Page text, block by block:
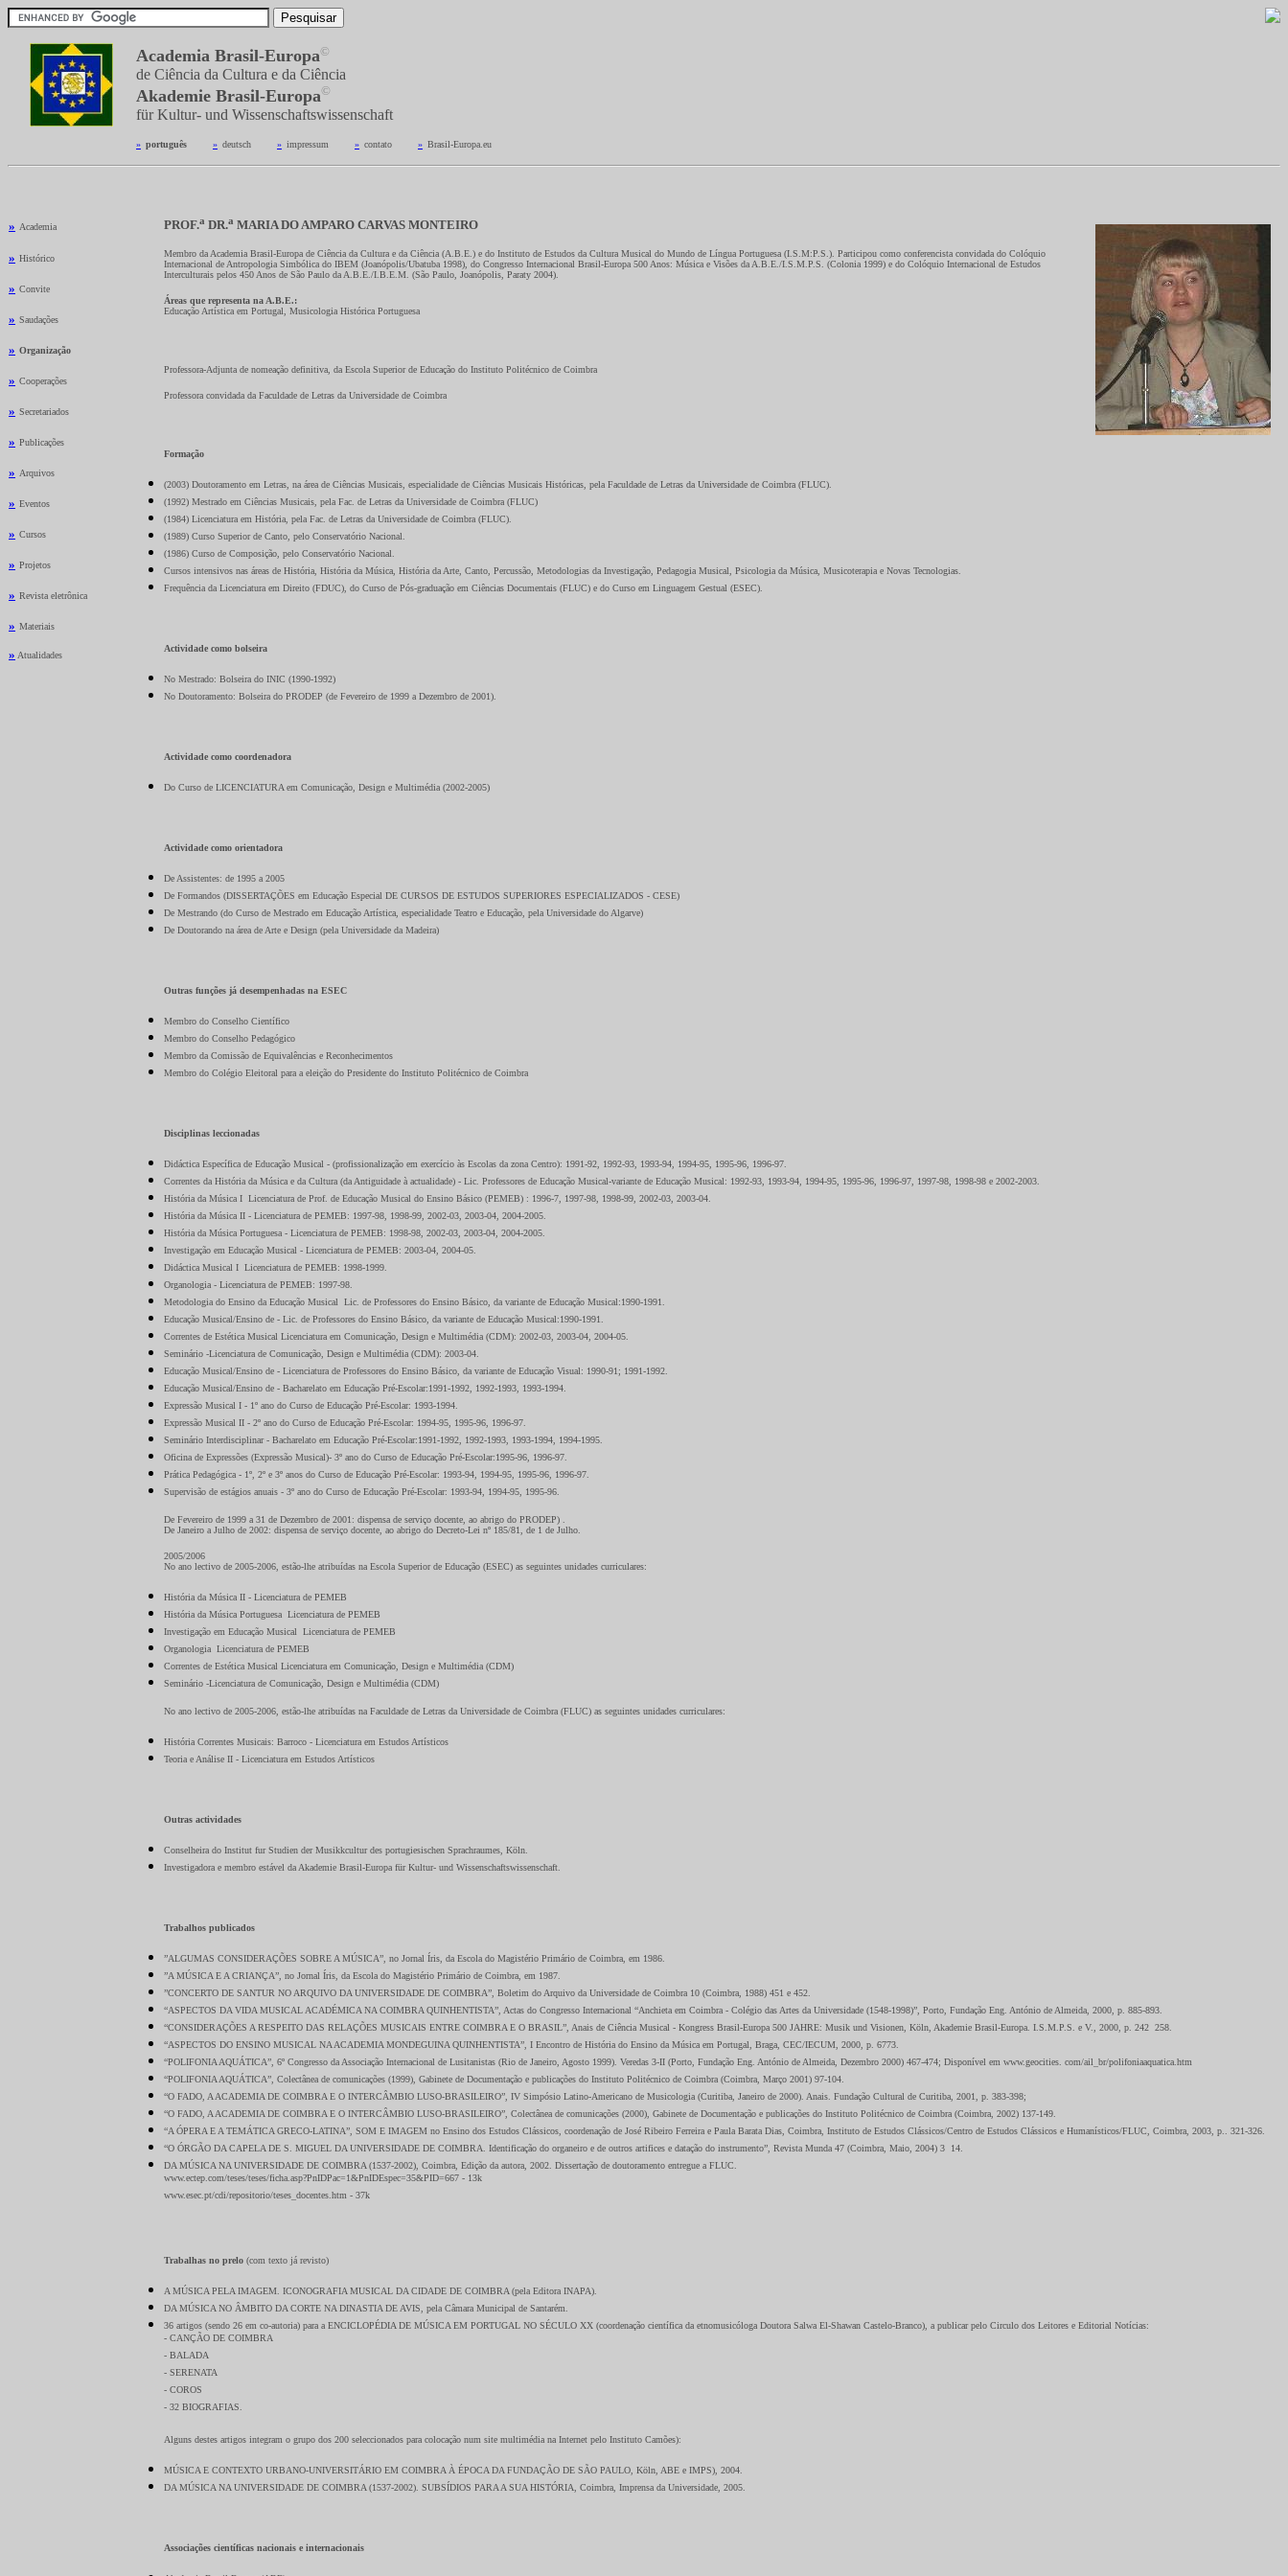
Academia Brasil-Europa©
de Ciência da Cultura e da Ciência
Akademie Brasil-Europa©
für Kultur- und Wissenschaftswissenschaft
» português » deutsch » impressum » contato » Brasil-Europa.eu
» Academia
» Histórico
» Convite
» Saudações
» Organização
» Cooperações
» Secretariados
» Publicações
» Arquivos
» Eventos
» Cursos
» Projetos
» Revista eletrônica
» Materiais
» Atualidades
PROF.a DR.a MARIA DO AMPARO CARVAS MONTEIRO
Membro da Academia Brasil-Europa de Ciência da Cultura e da Ciência (A.B.E.) e do Instituto de Estudos da Cultura Musical do Mundo de Língua Portuguesa (I.S.M:P.S.). Participou como conferencista convidada do Colóquio
Internacional de Antropologia Simbólica do IBEM (Joanópolis/Ubatuba 1998), do Congresso Internacional Brasil-Europa 500 Anos: Música e Visões da A.B.E./I.S.M.P.S. (Colonia 1999) e do Colóquio Internacional de Estudos
Interculturais pelos 450 Anos de São Paulo da A.B.E./I.B.E.M. (São Paulo, Joanópolis, Paraty 2004).
Áreas que representa na A.B.E.:
Educação Artística em Portugal, Musicologia Histórica Portuguesa
Professora-Adjunta de nomeação definitiva, da Escola Superior de Educação do Instituto Politécnico de Coimbra
Professora convidada da Faculdade de Letras da Universidade de Coimbra
Formação
(2003) Doutoramento em Letras, na área de Ciências Musicais, especialidade de Ciências Musicais Históricas, pela Faculdade de Letras da Universidade de Coimbra (FLUC).
(1992) Mestrado em Ciências Musicais, pela Fac. de Letras da Universidade de Coimbra (FLUC)
(1984) Licenciatura em História, pela Fac. de Letras da Universidade de Coimbra (FLUC).
(1989) Curso Superior de Canto, pelo Conservatório Nacional.
(1986) Curso de Composição, pelo Conservatório Nacional.
Cursos intensivos nas áreas de História, História da Música, História da Arte, Canto, Percussão, Metodologias da Investigação, Pedagogia Musical, Psicologia da Música, Musicoterapia e Novas Tecnologias.
Frequência da Licenciatura em Direito (FDUC), do Curso de Pós-graduação em Ciências Documentais (FLUC) e do Curso em Linguagem Gestual (ESEC).
Actividade como bolseira
No Mestrado: Bolseira do INIC (1990-1992)
No Doutoramento: Bolseira do PRODEP (de Fevereiro de 1999 a Dezembro de 2001).
Actividade como coordenadora
Do Curso de LICENCIATURA em Comunicação, Design e Multimédia (2002-2005)
Actividade como orientadora
De Assistentes: de 1995 a 2005
De Formandos (DISSERTAÇÕES em Educação Especial DE CURSOS DE ESTUDOS SUPERIORES ESPECIALIZADOS - CESE)
De Mestrando (do Curso de Mestrado em Educação Artística, especialidade Teatro e Educação, pela Universidade do Algarve)
De Doutorando na área de Arte e Design (pela Universidade da Madeira)
Outras funções já desempenhadas na ESEC
Membro do Conselho Científico
Membro do Conselho Pedagógico
Membro da Comissão de Equivalências e Reconhecimentos
Membro do Colégio Eleitoral para a eleição do Presidente do Instituto Politécnico de Coimbra
Disciplinas leccionadas
Didáctica Específica de Educação Musical - (profissionalização em exercício às Escolas da zona Centro): 1991-92, 1992-93, 1993-94, 1994-95, 1995-96, 1996-97.
Correntes da História da Música e da Cultura (da Antiguidade à actualidade) - Lic. Professores de Educação Musical-variante de Educação Musical: 1992-93, 1993-94, 1994-95, 1995-96, 1996-97, 1997-98, 1998-98 e 2002-2003.
História da Música I ­ Licenciatura de Prof. de Educação Musical do Ensino Básico (PEMEB) : 1996-7, 1997-98, 1998-99, 2002-03, 2003-04.
História da Música II - Licenciatura de PEMEB: 1997-98, 1998-99, 2002-03, 2003-04, 2004-2005.
História da Música Portuguesa - Licenciatura de PEMEB: 1998-98, 2002-03, 2003-04, 2004-2005.
Investigação em Educação Musical - Licenciatura de PEMEB: 2003-04, 2004-05.
Didáctica Musical I ­ Licenciatura de PEMEB: 1998-1999.
Organologia - Licenciatura de PEMEB: 1997-98.
Metodologia do Ensino da Educação Musical ­ Lic. de Professores do Ensino Básico, da variante de Educação Musical:1990-1991.
Educação Musical/Ensino de - Lic. de Professores do Ensino Básico, da variante de Educação Musical:1990-1991.
Correntes de Estética Musical ­Licenciatura em Comunicação, Design e Multimédia (CDM): 2002-03, 2003-04, 2004-05.
Seminário -Licenciatura de Comunicação, Design e Multimédia (CDM): 2003-04.
Educação Musical/Ensino de - Licenciatura de Professores do Ensino Básico, da variante de Educação Visual: 1990-91; 1991-1992.
Educação Musical/Ensino de - Bacharelato em Educação Pré-Escolar:1991-1992, 1992-1993, 1993-1994.
Expressão Musical I - 1º ano do Curso de Educação Pré-Escolar: 1993-1994.
Expressão Musical II - 2º ano do Curso de Educação Pré-Escolar: 1994-95, 1995-96, 1996-97.
Seminário Interdisciplinar - Bacharelato em Educação Pré-Escolar:1991-1992, 1992-1993, 1993-1994, 1994-1995.
Oficina de Expressões (Expressão Musical)- 3º ano do Curso de Educação Pré-Escolar:1995-96, 1996-97.
Prática Pedagógica - 1º, 2º e 3º anos do Curso de Educação Pré-Escolar: 1993-94, 1994-95, 1995-96, 1996-97.
Supervisão de estágios anuais - 3º ano do Curso de Educação Pré-Escolar: 1993-94, 1994-95, 1995-96.
De Fevereiro de 1999 a 31 de Dezembro de 2001: dispensa de serviço docente, ao abrigo do PRODEP) .
De Janeiro a Julho de 2002: dispensa de serviço docente, ao abrigo do Decreto-Lei nº 185/81, de 1 de Julho.
2005/2006
No ano lectivo de 2005-2006, estão-lhe atribuídas na Escola Superior de Educação (ESEC) as seguintes unidades curriculares:
História da Música II - Licenciatura de PEMEB
História da Música Portuguesa ­ Licenciatura de PEMEB
Investigação em Educação Musical ­ Licenciatura de PEMEB
Organologia ­ Licenciatura de PEMEB
Correntes de Estética Musical ­Licenciatura em Comunicação, Design e Multimédia (CDM)
Seminário -Licenciatura de Comunicação, Design e Multimédia (CDM)
No ano lectivo de 2005-2006, estão-lhe atribuídas na Faculdade de Letras da Universidade de Coimbra (FLUC) as seguintes unidades curriculares:
História Correntes Musicais: Barroco - Licenciatura em Estudos Artísticos
Teoria e Análise II - Licenciatura em Estudos Artísticos
Outras actividades
Conselheira do Institut fur Studien der Musikkcultur des portugiesischen Sprachraumes, Köln.
Investigadora e membro estável da Akademie Brasil-Europa für Kultur- und Wissenschaftswissenschaft.
Trabalhos publicados
”ALGUMAS CONSIDERAÇÕES SOBRE A MÚSICA”, no Jornal Íris, da Escola do Magistério Primário de Coimbra, em 1986.
”A MÚSICA E A CRIANÇA”, no Jornal Íris, da Escola do Magistério Primário de Coimbra, em 1987.
”CONCERTO DE SANTUR NO ARQUIVO DA UNIVERSIDADE DE COIMBRA”, Boletim do Arquivo da Universidade de Coimbra 10 (Coimbra, 1988) 451 e 452.
“ASPECTOS DA VIDA MUSICAL ACADÉMICA NA COIMBRA QUINHENTISTA”, Actas do Congresso Internacional “Anchieta em Coimbra - Colégio das Artes da Universidade (1548-1998)”, Porto, Fundação Eng. António de Almeida, 2000, p. 885-893.
“CONSIDERAÇÕES A RESPEITO DAS RELAÇÕES MUSICAIS ENTRE COIMBRA E O BRASIL”, Anais de Ciência Musical - Kongress Brasil-Europa 500 JAHRE: Musik und Visionen, Köln, Akademie Brasil-Europa. I.S.M.P.S. e V., 2000, p. 242 ­ 258.
“ASPECTOS DO ENSINO MUSICAL NA ACADEMIA MONDEGUINA QUINHENTISTA”, I Encontro de História do Ensino da Música em Portugal, Braga, CEC/IECUM, 2000, p. 67­73.
“POLIFONIA AQUÁTICA”, 6º Congresso da Associação Internacional de Lusitanistas (Rio de Janeiro, Agosto 1999). Veredas 3-II (Porto, Fundação Eng. António de Almeida, Dezembro 2000) 467-474; Disponível em www.geocities. com/ail_br/polifoniaaquatica.htm
“POLIFONIA AQUÁTICA”, Colectânea de comunicações (1999), Gabinete de Documentação e publicações do Instituto Politécnico de Coimbra (Coimbra, Março 2001) 97-104.
“O FADO, A ACADEMIA DE COIMBRA E O INTERCÂMBIO LUSO-BRASILEIRO”, IV Simpósio Latino-Americano de Musicologia (Curitiba, Janeiro de 2000). Anais. Fundação Cultural de Curitiba, 2001, p. 383-398;
“O FADO, A ACADEMIA DE COIMBRA E O INTERCÂMBIO LUSO-BRASILEIRO”, Colectânea de comunicações (2000), Gabinete de Documentação e publicações do Instituto Politécnico de Coimbra (Coimbra, 2002) 137-149.
“A ÓPERA E A TEMÁTICA GRECO-LATINA”, SOM E IMAGEM no Ensino dos Estudos Clássicos, coordenação de José Ribeiro Ferreira e Paula Barata Dias, Coimbra, Instituto de Estudos Clássicos/Centro de Estudos Clássicos e Humanísticos/FLUC, Coimbra, 2003, p.. 321-326.
“O ÓRGÃO DA CAPELA DE S. MIGUEL DA UNIVERSIDADE DE COIMBRA. Identificação do organeiro e de outros artifices e datação do instrumento”, Revista Munda 47 (Coimbra, Maio, 2004) 3 ­ 14.
DA MÚSICA NA UNIVERSIDADE DE COIMBRA (1537-2002), Coimbra, Edição da autora, 2002. Dissertação de doutoramento entregue a FLUC.
www.ectep.com/teses/teses/ficha.asp?PnIDPac=1&PnIDEspec=35&PID=667 - 13k
www.esec.pt/cdi/repositorio/teses_docentes.htm - 37k
Trabalhas no prelo (com texto já revisto)
A MÚSICA PELA IMAGEM. ICONOGRAFIA MUSICAL DA CIDADE DE COIMBRA (pela Editora INAPA).
DA MÚSICA NO ÂMBITO DA CORTE NA DINASTIA DE AVIS, pela Câmara Municipal de Santarém.
36 artigos (sendo 26 em co-autoria) para a ENCICLOPÉDIA DE MÚSICA EM PORTUGAL NO SÉCULO XX (coordenação científica da etnomusicóloga Doutora Salwa El-Shawan Castelo-Branco), a publicar pelo Circulo dos Leitores e Editorial Notícias:
- CANÇÃO DE COIMBRA
- BALADA
- SERENATA
- COROS
- 32 BIOGRAFIAS.
Alguns destes artigos integram o grupo dos 200 seleccionados para colocação num site multimédia na Internet pelo Instituto Camões):
MÚSICA E CONTEXTO URBANO-UNIVERSITÁRIO EM COIMBRA À ÉPOCA DA FUNDAÇÃO DE SÃO PAULO, Köln, ABE e IMPS), 2004.
DA MÚSICA NA UNIVERSIDADE DE COIMBRA (1537-2002). SUBSÍDIOS PARA A SUA HISTÓRIA, Coimbra, Imprensa da Universidade, 2005.
Associações científicas nacionais e internacionais